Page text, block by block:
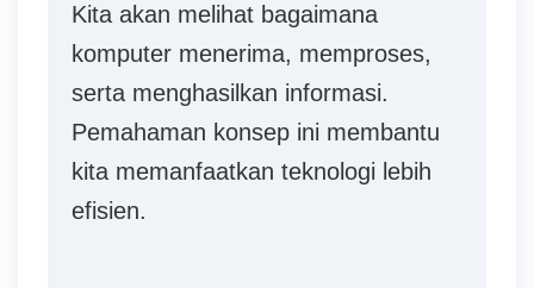
Kita akan melihat bagaimana
komputer menerima, memproses,
serta menghasilkan informasi.
Pemahaman konsep ini membantu
kita memanfaatkan teknologi lebih
efisien.